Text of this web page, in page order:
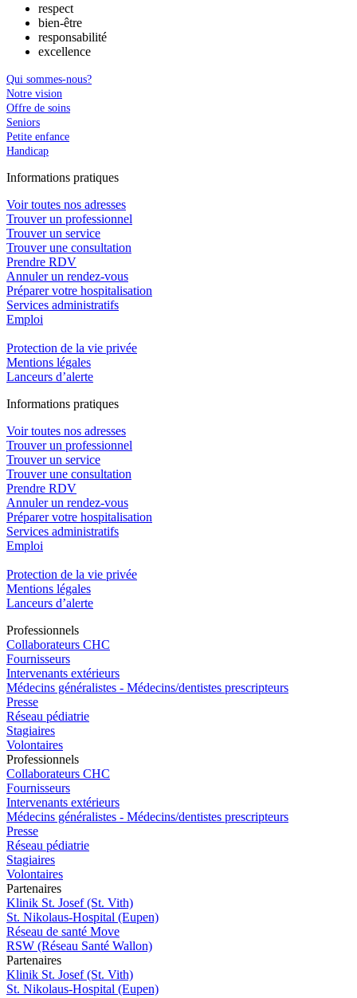
respect
bien-être
responsabilité
excellence
Qui sommes-nous?
Notre vision
Offre de soins
Seniors
Petite enfance
Handicap
Informations pratiques
Voir toutes nos adresses
Trouver un professionnel
Trouver un service
Trouver une consultation
Prendre RDV
Annuler un rendez-vous
Préparer votre hospitalisation
Services administratifs
Emploi​
Protection de la vie privée
Mentions légales
Lanceurs d’alerte
Informations pratiques
Voir toutes nos adresses
Trouver un professionnel
Trouver un service
Trouver une consultation
Prendre RDV
Annuler un rendez-vous
Préparer votre hospitalisation
Services administratifs
Emploi​
Protection de la vie privée
Mentions légales
Lanceurs d’alerte
Professionnels
Collaborateurs CHC
Fournisseurs
Intervenants extérieurs
Médecins généralistes - Médecins/dentistes prescripteurs
Presse
Réseau pédiatrie
Stagiaires
Volontaires
Professionnels
Collaborateurs CHC
Fournisseurs
Intervenants extérieurs
Médecins généralistes - Médecins/dentistes prescripteurs
Presse
Réseau pédiatrie
Stagiaires
Volontaires
Partenaires
Klinik St. Josef (St. Vith)
St. Nikolaus-Hospital (Eupen)
Réseau de santé Move
RSW (Réseau Santé Wallon)
Partenaires
Klinik St. Josef (St. Vith)
St. Nikolaus-Hospital (Eupen)